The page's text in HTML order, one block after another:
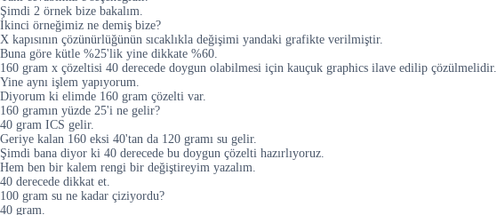
Şimdi 2 örnek bize bakalım.
İkinci örneğimiz ne demiş bize?
X kapısının çözünürlüğünün sıcaklıkla değişimi yandaki grafikte verilmiştir.
Buna göre kütle %25'lik yine dikkate %60.
160 gram x çözeltisi 40 derecede doygun olabilmesi için kauçuk graphics ilave edilip çözülmelidir.
Yine aynı işlem yapıyorum.
Diyorum ki elimde 160 gram çözelti var.
160 gramın yüzde 25'i ne gelir?
40 gram ICS gelir.
Geriye kalan 160 eksi 40'tan da 120 gramı su gelir.
Şimdi bana diyor ki 40 derecede bu doygun çözelti hazırlıyoruz.
Hem ben bir kalem rengi bir değiştireyim yazalım.
40 derecede dikkat et.
100 gram su ne kadar çiziyordu?
40 gram.